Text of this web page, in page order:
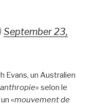
September 23,
Evans, un Australien
» selon le
«mouvement de